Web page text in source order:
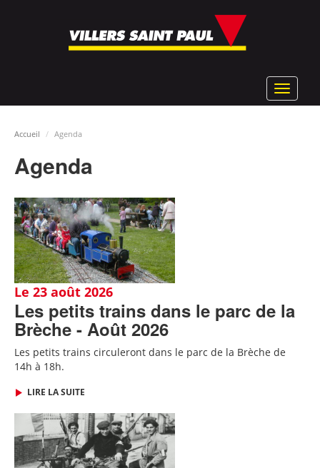
Toggle
Accueil Agenda
Agenda
Le 23 août 2026
Les petits trains dans le parc de la
Brèche - Août 2026
Les petits trains circuleront dans le parc de la Brèche de
14h à 18h.
LIRE LA SUITE